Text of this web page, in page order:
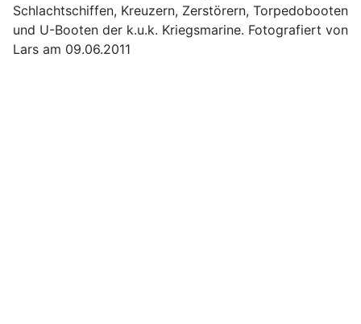
Schlachtschiffen, Kreuzern, Zerstörern, Torpedobooten
und U-Booten der k.u.k. Kriegsmarine. Fotografiert von
Lars am 09.06.2011